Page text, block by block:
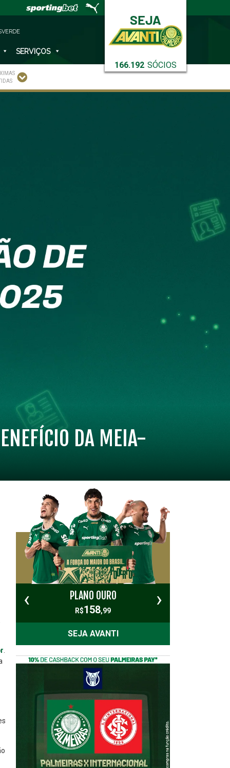
166.192 SÓCIOS
SERVIÇOS
DA MEIA-
PLANO OURO
R$158,99
‹ ›
SEJA AVANTI